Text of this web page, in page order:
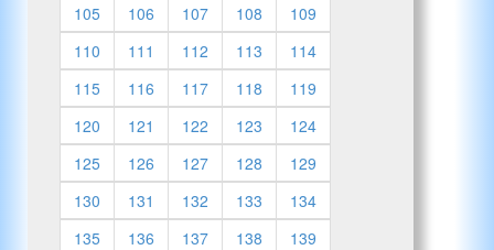
105
106 107 108
109
110
111 112 113
114
115
116 117 118
119
120
121 122 123
124
125
126 127 128
129
130
131 132 133
134
135
136 137 138
139